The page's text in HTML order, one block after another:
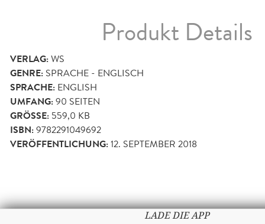
Produkt Details
VERLAG:WS
GENRE: SPRACHE - ENGLISCH
SPRACHE: ENGLISH
UMFANG:90 SEITEN
GRÖSSE: 559,0 KB
ISBN:9782291049692
VERÖFFENTLICHUNG:12. SEPTEMBER 2018
LADE DIE APP